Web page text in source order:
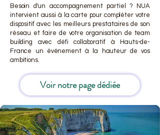
Besoin d'un accompagnement partiel ? NUA
intervient aussi à la carte pour compléter votre
dispositif avec les meilleurs prestataires de son
réseau et faire de votre organisation de team
building avec défi collaboratif à Hauts-de-
France un événement à la hauteur de vos
ambitions.
Voir notre page dédiée